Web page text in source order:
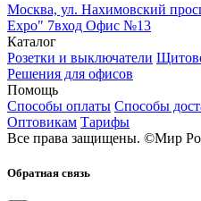
Москва, ул. Нахимовский
Expo" 7вход Офис №13
Каталог
Розетки и выключатели
Решения для офисов
Помощь
Способы оплаты Способы
Оптовикам Тарифы
Все права защищены. ©Мир
Обратная связь